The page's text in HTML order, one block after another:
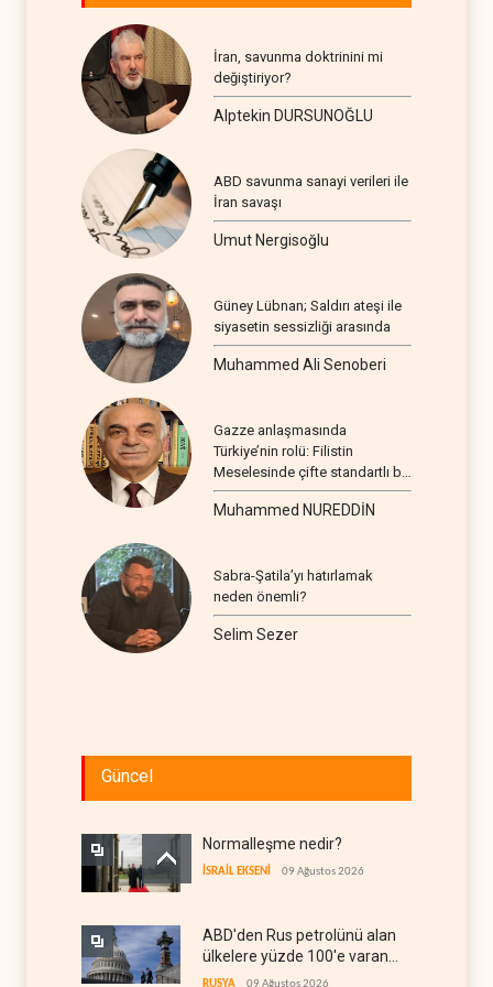
İran, savunma doktrinini mi
değiştiriyor?
Alptekin DURSUNOĞLU
ABD savunma sanayi verileri ile
İran savaşı
Umut Nergisoğlu
Güney Lübnan; Saldırı ateşi ile
siyasetin sessizliği arasında
Muhammed Ali Senoberi
Gazze anlaşmasında
Türkiye’nin rolü: Filistin
Meselesinde çifte standartlı bir
seyir
Muhammed NUREDDİN
Sabra-Şatila’yı hatırlamak
neden önemli?
Selim Sezer
Güncel
Normalleşme nedir?
İSRAİL EKSENİ 09 Ağustos 2026
ABD'den Rus petrolünü alan
ülkelere yüzde 100'e varan
gümrük vergisi
RUSYA 09 Ağustos 2026